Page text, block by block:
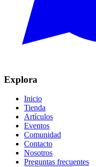
Explora
Inicio
Tienda
Artículos
Eventos
Comunidad
Contacto
Nosotros
Preguntas frecuentes